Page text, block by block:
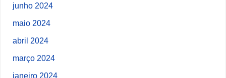
junho 2024
maio 2024
abril 2024
março 2024
janeiro 2024